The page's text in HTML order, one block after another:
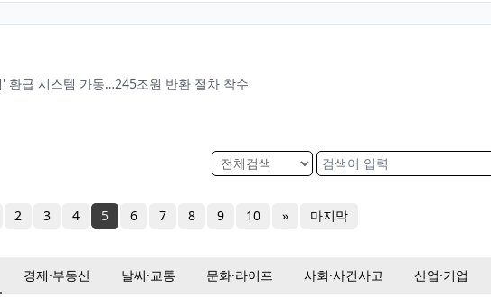
환급 시스템 가동…245조원 반환 절차 착수
2 3 4 5 6 7 8 9 10 » 마지막
경제·부동산 날씨·교통 문화·라이프 사회·사건사고 산업·기업